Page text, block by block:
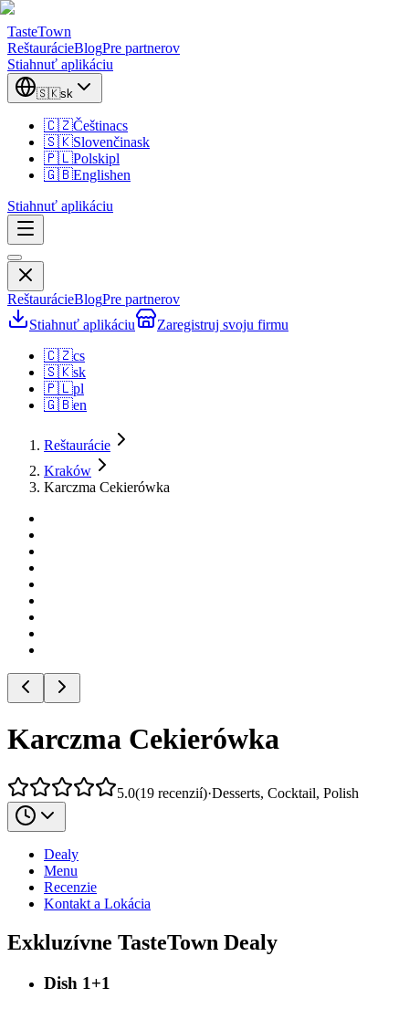
TasteTown
ReštaurácieBlogPre partnerov
Stiahnuť aplikáciu
🇸🇰sk
🇨🇿Češtinacs
🇸🇰Slovenčinask
🇵🇱Polskipl
🇬🇧Englishen
Stiahnuť aplikáciu
ReštaurácieBlogPre partnerov
Stiahnuť aplikáciu
Zaregistruj svoju firmu
🇨🇿cs
🇸🇰sk
🇵🇱pl
🇬🇧en
Reštaurácie
Kraków
Karczma Cekierówka
Karczma Cekierówka
5.0(19 recenzií)·Desserts, Cocktail, Polish
Dealy
Menu
Recenzie
Kontakt a Lokácia
Exkluzívne TasteTown Dealy
Dish 1+1